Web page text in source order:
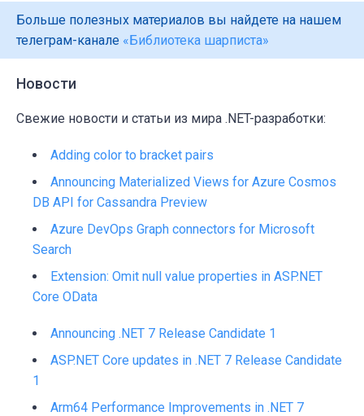
Больше полезных материалов вы найдете на нашем
телеграм-канале «Библиотека шарписта»
Новости
Свежие новости и статьи из мира .NET-разработки:
Adding color to bracket pairs
Announcing Materialized Views for Azure Cosmos
DB API for Cassandra Preview
Azure DevOps Graph connectors for Microsoft
Search
Extension: Omit null value properties in ASP.NET
Core OData
Announcing .NET 7 Release Candidate 1
ASP.NET Core updates in .NET 7 Release Candidate
1
Arm64 Performance Improvements in .NET 7